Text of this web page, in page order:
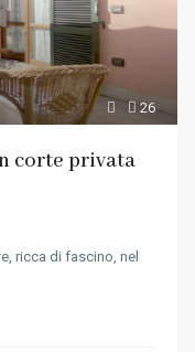
26
corte privata
ricca di fascino, nel